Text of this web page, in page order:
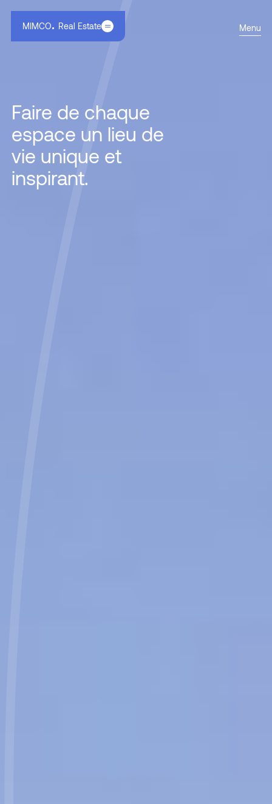
MIMCO Real Estate Menu
Faire de chaque
espace un lieu de
vie unique et
inspirant.